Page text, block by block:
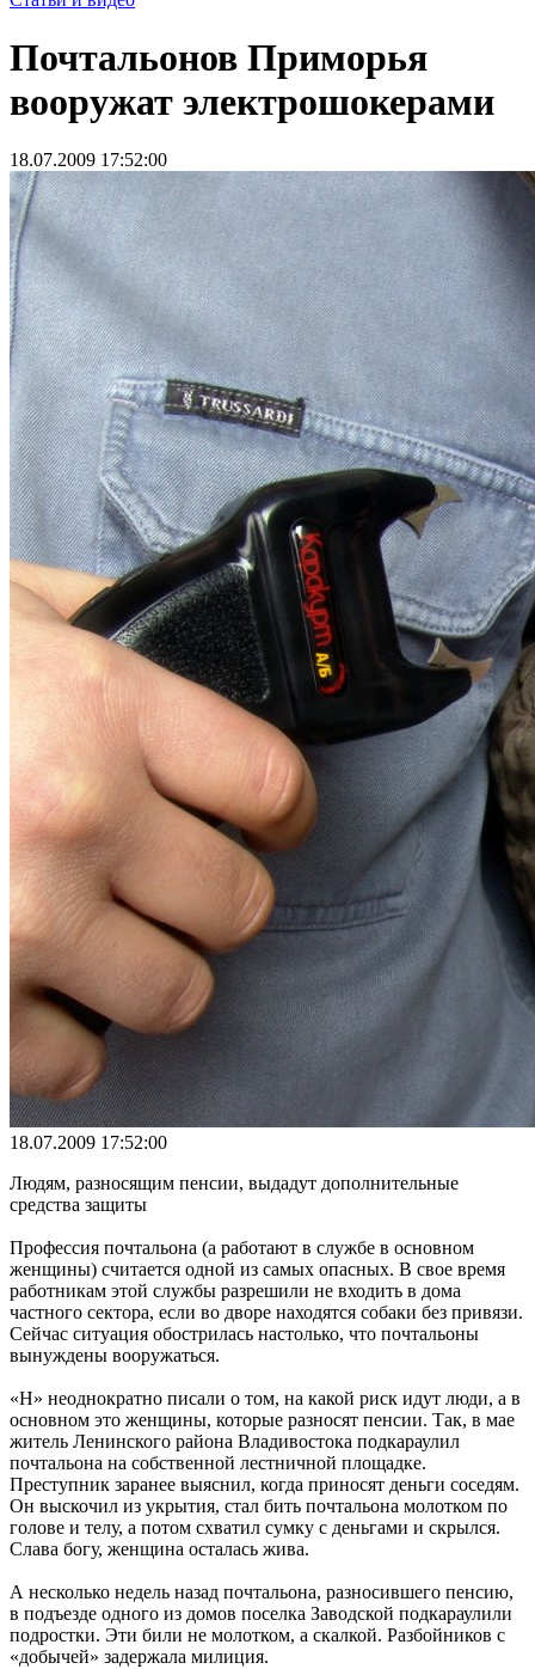
Почтальонов Приморья
вооружат электрошокерами
18.07.2009 17:52:00
18.07.2009 17:52:00
Людям, разносящим пенсии, выдадут дополнительные
средства защиты
Профессия почтальона (а работают в службе в основном
женщины) считается одной из самых опасных. В свое время
работникам этой службы разрешили не входить в дома
частного сектора, если во дворе находятся собаки без привязи.
Сейчас ситуация обострилась настолько, что почтальоны
вынуждены вооружаться.
«Н» неоднократно писали о том, на какой риск идут люди, а в
основном это женщины, которые разносят пенсии. Так, в мае
житель Ленинского района Владивостока подкараулил
почтальона на собственной лестничной площадке.
Преступник заранее выяснил, когда приносят деньги соседям.
Он выскочил из укрытия, стал бить почтальона молотком по
голове и телу, а потом схватил сумку с деньгами и скрылся.
Слава богу, женщина осталась жива.
А несколько недель назад почтальона, разносившего пенсию,
в подъезде одного из домов поселка Заводской подкараулили
подростки. Эти били не молотком, а скалкой. Разбойников с
«добычей» задержала милиция.